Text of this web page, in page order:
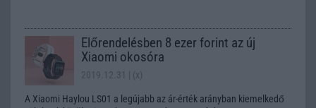
Előrendelésben 8 ezer forint az új
Xiaomi okosóra
2019.12.31 | (x)
A Xiaomi Haylou LS01 a legújabb az ár-érték arányban kiemelkedő